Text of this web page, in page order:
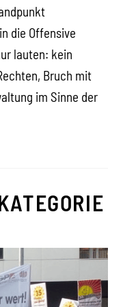
die Offensive
lauten: kein
Bruch mit
im Sinne der